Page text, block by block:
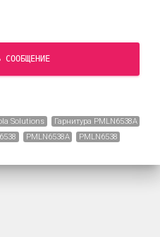
СООБЩЕНИЕ
Solutions
Гарнитура PMLN6538A
PMLN6538A PMLN6538